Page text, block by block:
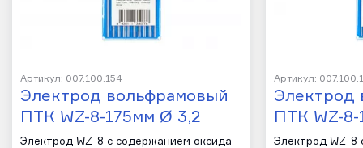
Артикул: 007.100.154
Электрод вольфрамовый
ПТК WZ-8-175мм Ø 3,2
Электрод WZ-8 с содержанием оксида
Артикул:
Электрод
ПТК WZ-
Электрод WZ-8